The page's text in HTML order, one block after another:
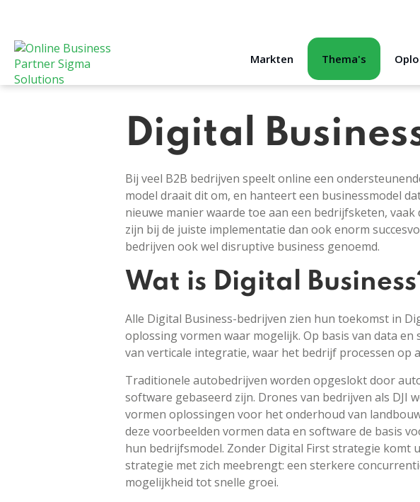
Markten Thema's
Digital
Bij veel B2B bedrijven speelt online een
model draait dit om, en hanteert een businessmodel
nieuwe manier waarde toe aan een bedrijfsketen,
zijn bij de juiste implementatie dan ook enorm
bedrijven ook wel disruptive business genoemd.
Wat is Digital
Alle Digital Business-bedrijven zien hun toekomst in
oplossing vormen waar mogelijk. Op basis van data
van verticale integratie, waar het bedrijf processen op
Traditionele autobedrijven worden opgeslokt door
software gebaseerd zijn. Drones van bedrijven als
vormen oplossingen voor het onderhoud van
deze voorbeelden vormen data en software de basis
hun bedrijfsmodel. Zonder Digital First strategie komt
strategie met zich meebrengt: een sterkere
mogelijkheid tot snelle groei.